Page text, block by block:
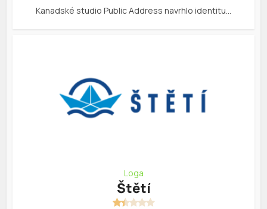
Kanadské studio Public Address navrhlo identitu…
Loga
Štětí